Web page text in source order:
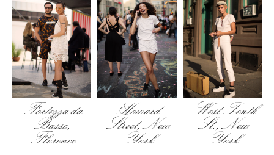
Fortezza da
Basso,
Florence
Howard
Street, New
York
West Tenth
St., New
York